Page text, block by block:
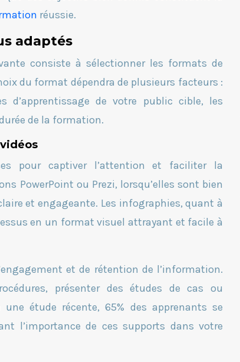
réussie.
adaptés
consiste à sélectionner les formats de
du format dépendra de plusieurs facteurs :
de votre public cible, les
de la formation.
pour captiver l’attention et faciliter la
PowerPoint ou Prezi, lorsqu’elles sont bien
et engageante. Les infographies, quant à
en un format visuel attrayant et facile à
et de rétention de l’information.
présenter des études de cas ou
étude récente, 65% des apprenants se
l’importance de ces supports dans votre